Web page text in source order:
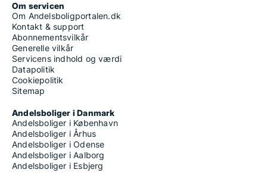
Om servicen
Om Andelsboligportalen.dk
Kontakt & support
Abonnementsvilkår
Generelle vilkår
Servicens indhold og værdi
Datapolitik
Cookiepolitik
Sitemap
Andelsboliger i Danmark
Andelsboliger i København
Andelsboliger i Århus
Andelsboliger i Odense
Andelsboliger i Aalborg
Andelsboliger i Esbjerg